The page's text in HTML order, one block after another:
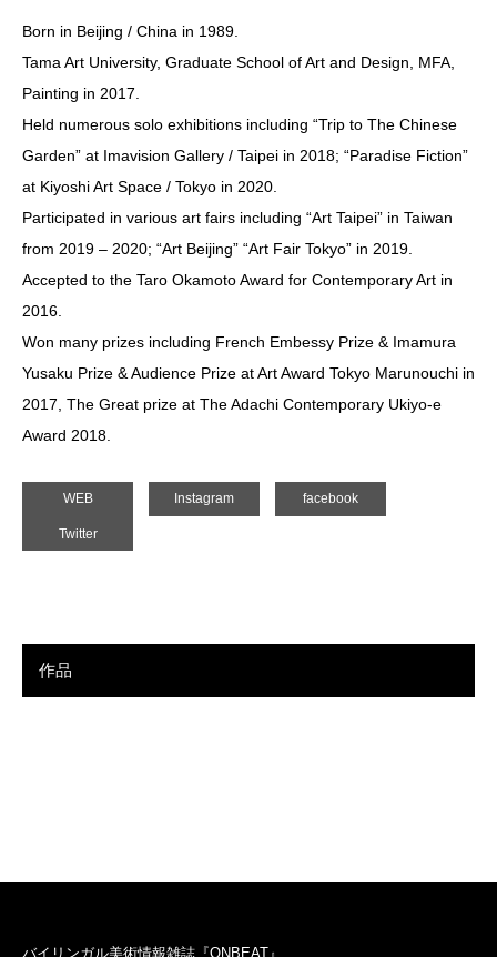
Born in Beijing / China in 1989.
Tama Art University, Graduate School of Art and Design, MFA,
Painting in 2017.
Held numerous solo exhibitions including “Trip to The Chinese
Garden” at Imavision Gallery / Taipei in 2018; “Paradise Fiction”
at Kiyoshi Art Space / Tokyo in 2020.
Participated in various art fairs including “Art Taipei” in Taiwan
from 2019 – 2020; “Art Beijing” “Art Fair Tokyo” in 2019.
Accepted to the Taro Okamoto Award for Contemporary Art in
2016.
Won many prizes including French Embessy Prize & Imamura
Yusaku Prize & Audience Prize at Art Award Tokyo Marunouchi in
2017, The Great prize at The Adachi Contemporary Ukiyo-e
Award 2018.
WEB Instagram facebook
Twitter
作品
バイリンガル美術情報雑誌『ONBEAT』